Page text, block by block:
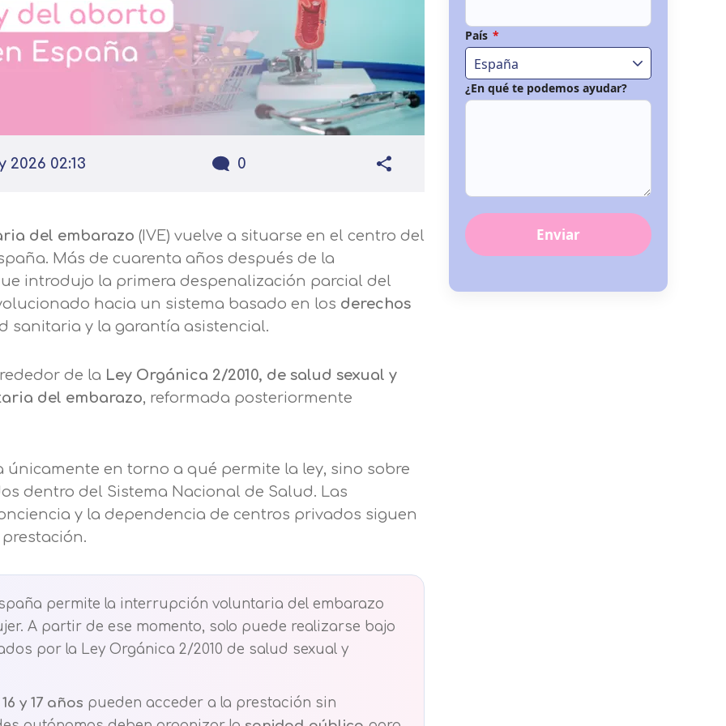
2026 02:13 0
del embarazo (IVE) vuelve a situarse en el centro del
Más de cuarenta años después de la
introdujo la primera despenalización parcial del
hacia un sistema basado en los derechos
sanitaria y la garantía asistencial.
de la Ley Orgánica 2/2010, de salud sexual y
del embarazo, reformada posteriormente
en torno a qué permite la ley, sino sobre
dentro del Sistema Nacional de Salud. Las
y la dependencia de centros privados siguen
permite la interrupción voluntaria del embarazo
A partir de ese momento, solo puede realizarse bajo
por la Ley Orgánica 2/2010 de salud sexual y
16 y 17 años pueden acceder a la prestación sin
País *
España
¿En qué te podemos ayudar?
Enviar
Solicitar información